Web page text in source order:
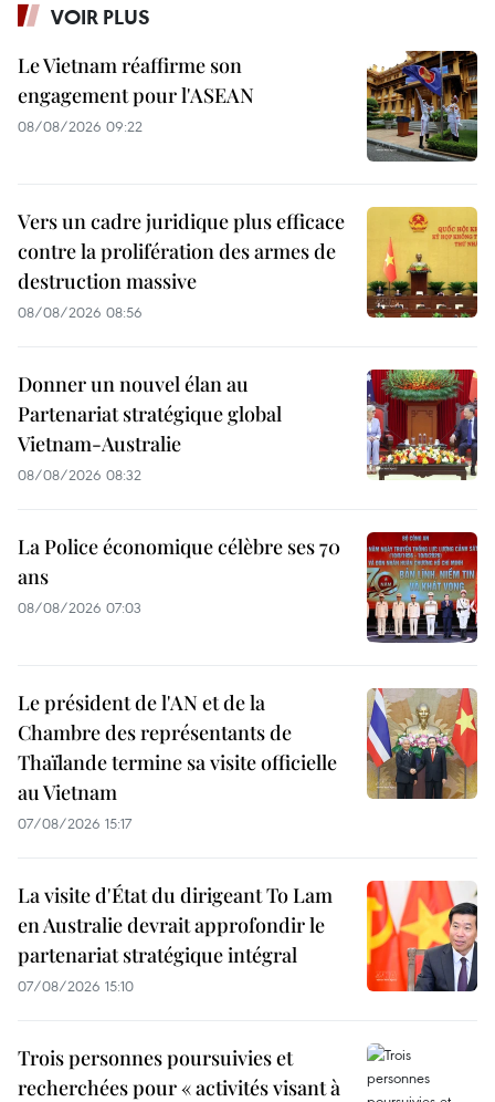
VOIR PLUS
Le Vietnam réaffirme son
engagement pour l'ASEAN
08/08/2026 09:22
Vers un cadre juridique plus efficace
contre la prolifération des armes de
destruction massive
08/08/2026 08:56
Donner un nouvel élan au
Partenariat stratégique global
Vietnam-Australie
08/08/2026 08:32
La Police économique célèbre ses 70
ans
08/08/2026 07:03
Le président de l'AN et de la
Chambre des représentants de
Thaïlande termine sa visite officielle
au Vietnam
07/08/2026 15:17
La visite d'État du dirigeant To Lam
en Australie devrait approfondir le
partenariat stratégique intégral
07/08/2026 15:10
Trois personnes poursuivies et
recherchées pour « activités visant à